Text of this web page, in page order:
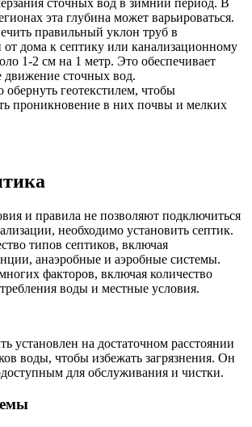
сточных вод в зимний период. В
эта глубина может варьироваться.
правильный уклон труб в
от дома к септику или канализационному
1-2 см на 1 метр. Это обеспечивает
движение сточных вод.
геотекстилем, чтобы
проникновение в них почвы и мелких
и правила не позволяют подключиться
необходимо установить септик.
типов септиков, включая
анаэробные и аэробные системы.
факторов, включая количество
воды и местные условия.
установлен на достаточном расстоянии
воды, чтобы избежать загрязнения. Он
для обслуживания и чистки.